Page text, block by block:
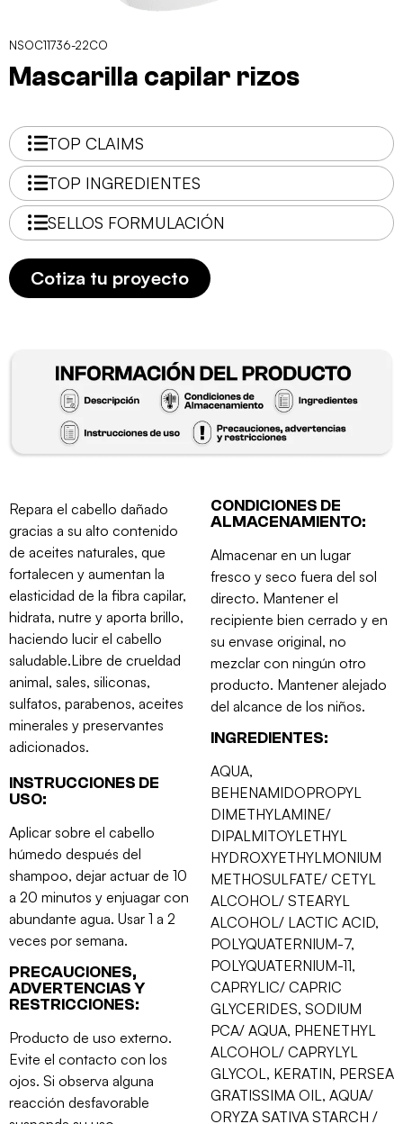
NSOC11736-22CO
Mascarilla capilar rizos
TOP CLAIMS
TOP INGREDIENTES
SELLOS FORMULACIÓN
Cotiza tu proyecto
Repara el cabello dañado
gracias a su alto contenido
de aceites naturales, que
fortalecen y aumentan la
elasticidad de la fibra capilar,
hidrata, nutre y aporta brillo,
haciendo lucir el cabello
saludable.Libre de crueldad
animal, sales, siliconas,
sulfatos, parabenos, aceites
minerales y preservantes
adicionados.
INSTRUCCIONES DE
USO:
Aplicar sobre el cabello
húmedo después del
shampoo, dejar actuar de 10
a 20 minutos y enjuagar con
abundante agua. Usar 1 a 2
veces por semana.
PRECAUCIONES,
ADVERTENCIAS Y
RESTRICCIONES:
Producto de uso externo.
Evite el contacto con los
ojos. Si observa alguna
reacción desfavorable
CONDICIONES DE
ALMACENAMIENTO:
Almacenar en un lugar
fresco y seco fuera del sol
directo. Mantener el
recipiente bien cerrado y en
su envase original, no
mezclar con ningún otro
producto. Mantener alejado
del alcance de los niños.
INGREDIENTES:
AQUA,
BEHENAMIDOPROPYL
DIMETHYLAMINE/
DIPALMITOYLETHYL
HYDROXYETHYLMONIUM
METHOSULFATE/ CETYL
ALCOHOL/ STEARYL
ALCOHOL/ LACTIC ACID,
POLYQUATERNIUM-7,
POLYQUATERNIUM-11,
CAPRYLIC/ CAPRIC
GLYCERIDES, SODIUM
PCA/ AQUA, PHENETHYL
ALCOHOL/ CAPRYLYL
GLYCOL, KERATIN, PERSEA
GRATISSIMA OIL, AQUA/
ORYZA SATIVA STARCH /